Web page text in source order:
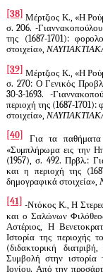
[38] Μέρτζιος Κ., «Η
σ. 206. -
της (1687-1701):
στοιχεία»,
[39] Μέρτζιος Κ., «Η
σ. 270: Ο Γενικός
30-3-1693. -
περιοχή της (1687-
στοιχεία»,
[40]
Για τα παθήματα
«Συμπλήρωμα εις την
(1957), σ. 492. Πρβλ.:
και η περιοχή της
δημογραφικά στοιχεία»,
[41] -Ντόκος Κ., Η
και ο Σαλώνων
Αστέριος, Η
Ιστορία της περιοχής
(διδακτορική
Συμβολή στην ιστορία
Ιονίου. Από την